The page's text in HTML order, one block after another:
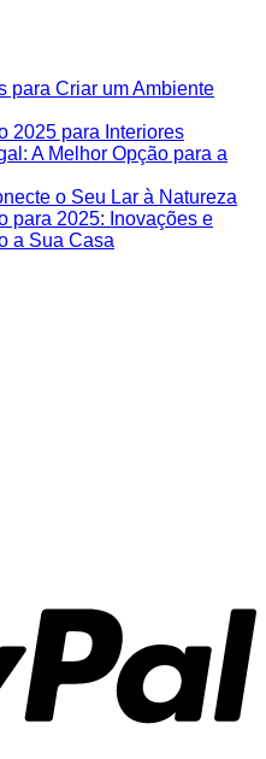
para Criar um Ambiente
2025 para Interiores
A Melhor Opção para a
o Seu Lar à Natureza
para 2025: Inovações e
a Sua Casa